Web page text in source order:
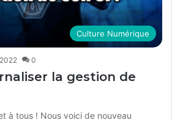
Culture Numérique
0
la gestion de
à tous ! Nous voici de nouveau